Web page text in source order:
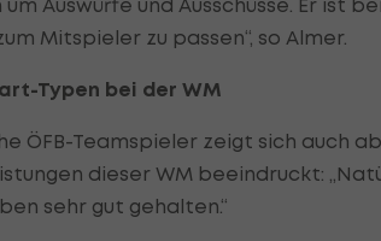
Auswürfe und Ausschüsse. Er ist
Mitspieler zu passen“, so Almer.
Typen bei der WM
ÖFB-Teamspieler zeigt sich auch
dieser WM beeindruckt:
sehr gut gehalten.“